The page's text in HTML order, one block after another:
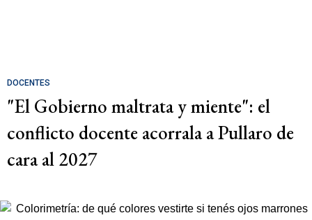
DOCENTES
"El Gobierno maltrata y miente": el
conflicto docente acorrala a Pullaro de
cara al 2027